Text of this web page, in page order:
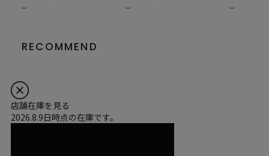
--
--
--
RECOMMEND
店舗在庫を見る
2026.8.9日時点の在庫です。